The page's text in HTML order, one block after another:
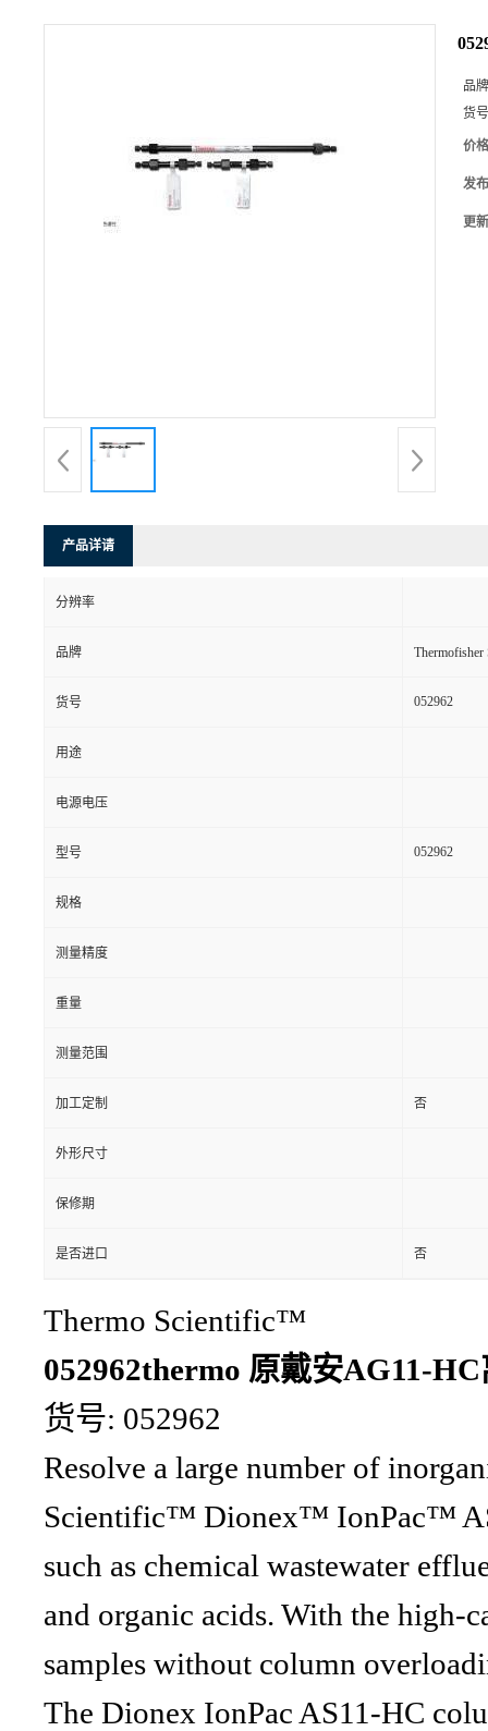
品
货
价
发
更
产品详请
分辨率
品牌
货号 052962
用途
电源电压
型号 052962
规格
测量精度
重量
测量范围
加工定制 否
外形尺寸
保修期
是否进口 否
Thermo Scientific™
052962thermo 原戴安AG11-
货号: 052962
Resolve a large number of
Scientific™ Dionex™ IonPac™
such as chemical wastewater
and organic acids. With the high-
samples without column
The Dionex IonPac AS11-HC